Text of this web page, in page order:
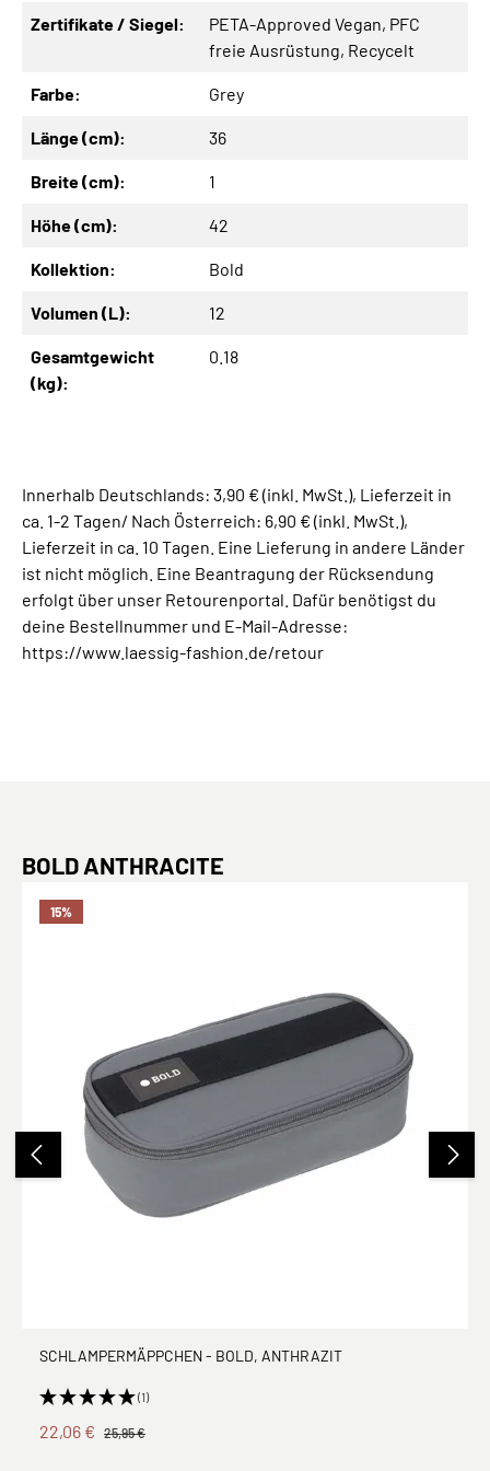
Zertifikate / Siegel: PETA-Approved Vegan, PFC
freie Ausrüstung, Recycelt
Farbe: Grey
Länge (cm): 36
Breite (cm): 1
Höhe (cm): 42
Kollektion: Bold
Volumen (L): 12
Gesamtgewicht
(kg):
0.18
Innerhalb Deutschlands: 3,90 € (inkl. MwSt.), Lieferzeit in
ca. 1-2 Tagen/ Nach Österreich: 6,90 € (inkl. MwSt.),
Lieferzeit in ca. 10 Tagen. Eine Lieferung in andere Länder
ist nicht möglich. Eine Beantragung der Rücksendung
erfolgt über unser Retourenportal. Dafür benötigst du
deine Bestellnummer und E-Mail-Adresse:
https://www.laessig-fashion.de/retour
Produktgalerie überspringen
BOLD ANTHRACITE
15%
SCHLAMPERMÄPPCHEN - BOLD, ANTHRAZIT
(1)
22,06 € 25,95 €